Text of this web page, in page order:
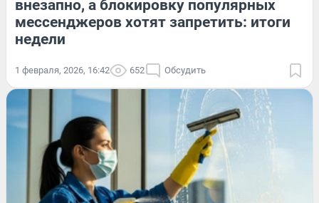
внезапно, а блокировку популярных
мессенджеров хотят запретить: итоги
недели
1 февраля, 2026, 16:42 652 Обсудить